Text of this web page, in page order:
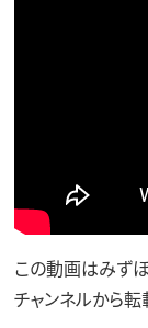
この動画はみず
チャンネルから転